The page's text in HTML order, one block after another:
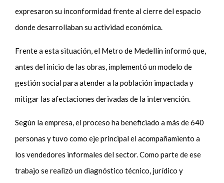
expresaron su inconformidad frente al cierre del espacio
donde desarrollaban su actividad económica.
Frente a esta situación, el Metro de Medellín informó que,
antes del inicio de las obras, implementó un modelo de
gestión social para atender a la población impactada y
mitigar las afectaciones derivadas de la intervención.
Según la empresa, el proceso ha beneficiado a más de 640
personas y tuvo como eje principal el acompañamiento a
los vendedores informales del sector. Como parte de ese
trabajo se realizó un diagnóstico técnico, jurídico y